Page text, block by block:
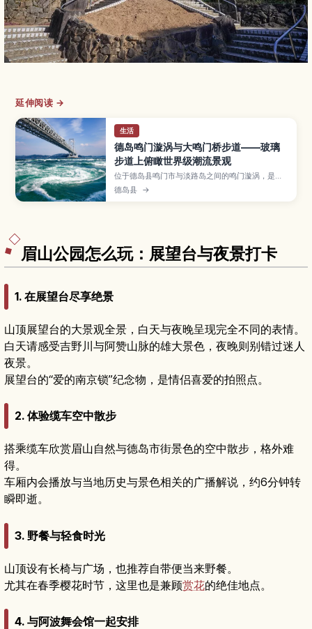
延伸阅读 →
生活
德岛鸣门漩涡与大鸣门桥步道——玻璃
步道上俯瞰世界级潮流景观
位于德岛县鸣门市与淡路岛之间的鸣门漩涡，是世
界知名的大规模潮流景观，而大鸣门桥内部的“涡之
道”步道则可在约45米高的玻璃地板上俯瞰翻腾的
德岛县 →
眉山公园怎么玩：展望台与夜景打卡
1. 在展望台尽享绝景
山顶展望台的大景观全景，白天与夜晚呈现完全不同的表情。
白天请感受吉野川与阿赞山脉的雄大景色，夜晚则别错过迷人
夜景。
展望台的“爱的南京锁”纪念物，是情侣喜爱的拍照点。
2. 体验缆车空中散步
搭乘缆车欣赏眉山自然与德岛市街景色的空中散步，格外难
得。
车厢内会播放与当地历史与景色相关的广播解说，约6分钟转
瞬即逝。
3. 野餐与轻食时光
山顶设有长椅与广场，也推荐自带便当来野餐。
尤其在春季樱花时节，这里也是兼顾赏花的绝佳地点。
4. 与阿波舞会馆一起安排